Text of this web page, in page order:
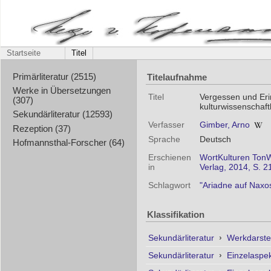
Startseite Titel
Primärliteratur (2515)
Werke in Übersetzungen
(307)
Sekundärliteratur (12593)
Rezeption (37)
Hofmannsthal-Forscher (64)
Titelaufnahme
Titel
Vergessen und
Verfasser
Gimber, Arno
Sprache
Deutsch
Erschienen
in
WortKulturen
Verlag, 2014, S.
Schlagwort
"Ariadne auf
Klassifikation
Sekundärliteratur ›
Sekundärliteratur ›